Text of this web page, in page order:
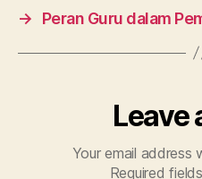
→ Peran Guru dalam
Leave
Your email address
Required